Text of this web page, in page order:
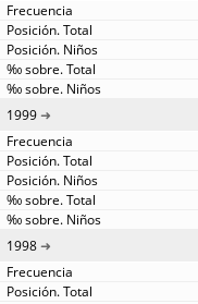
1999
1998